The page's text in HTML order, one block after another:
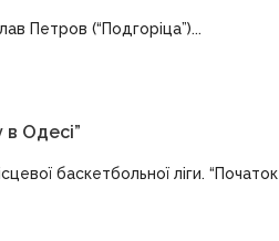
Петров (“Подгоріца”)...
Одесі”
баскетбольної ліги. “Початок